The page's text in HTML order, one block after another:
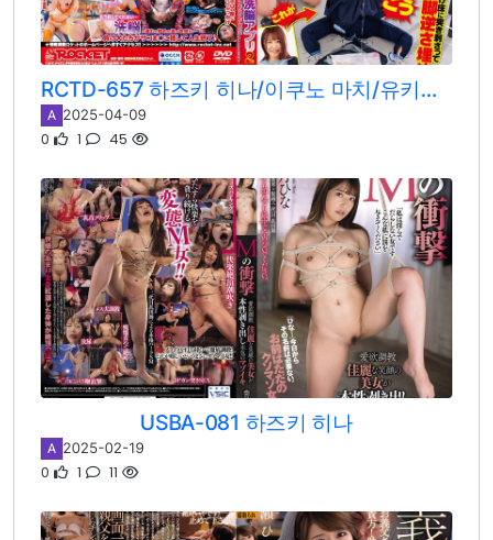
RCTD-657 하즈키 히나/이쿠노 마치/유키시로 카호
A 2025-04-09
0 1 45
USBA-081 하즈키 히나
A 2025-02-19
0 1 11